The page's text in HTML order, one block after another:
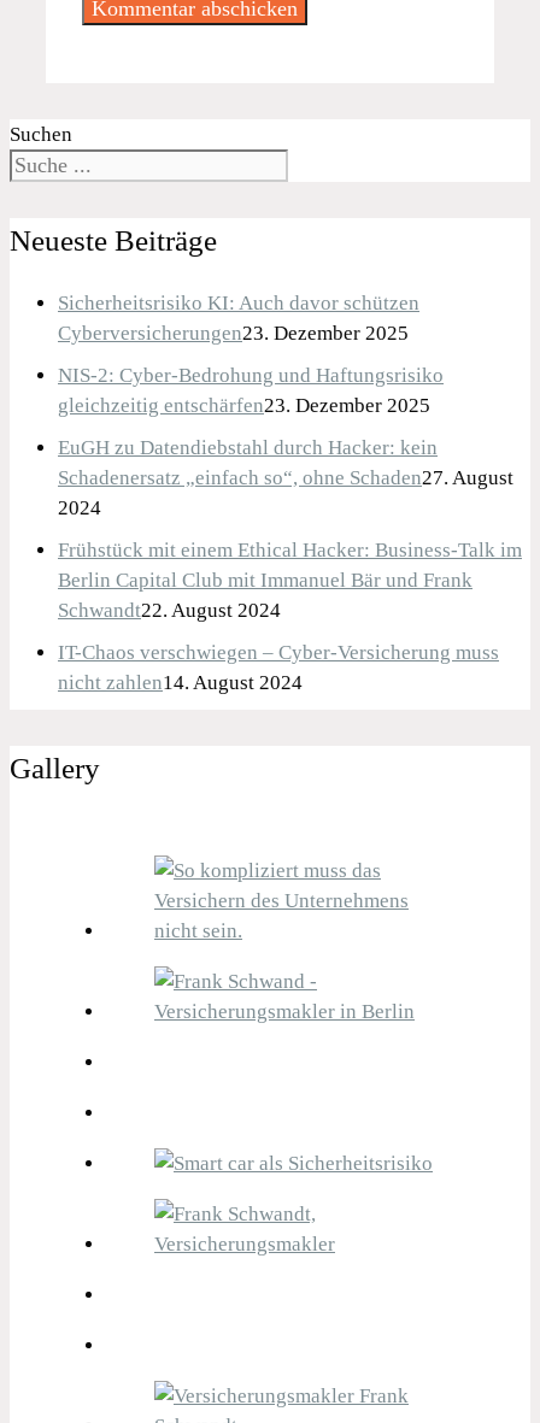
Suchen
Neueste Beiträge
Sicherheitsrisiko KI: Auch davor schützen
Cyberversicherungen23. Dezember 2025
NIS-2: Cyber-Bedrohung und Haftungsrisiko
gleichzeitig entschärfen23. Dezember 2025
EuGH zu Datendiebstahl durch Hacker: kein
Schadenersatz „einfach so“, ohne Schaden27. August
2024
Frühstück mit einem Ethical Hacker: Business-Talk im
Berlin Capital Club mit Immanuel Bär und Frank
Schwandt22. August 2024
IT-Chaos verschwiegen – Cyber-Versicherung muss
nicht zahlen14. August 2024
Gallery